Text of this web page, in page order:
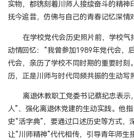
实物，都镌刻着川师人接续奋斗的精神
抚今追昔，仿佛与自己的青春记忆深情
在学校党代会历史照片前，学校气
动情回忆：“我曾参加1989年党代会，
代会，亲历了学校不同时期的重要时刻
历，正是川师与时代同频共振的生动写
离退休教职工党委书记蔡纪忠表示
人”、强化离退休党建的生动实践。他
史“活字典”，要通过口述历史等方式，
让“川师精神”代代相传，引导青年师生